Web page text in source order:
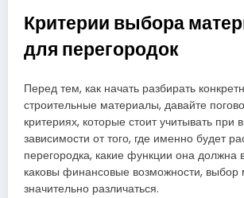
Критерии выбора
для перегородок
Перед тем, как начать разбирать
строительные материалы, давайте
критериях, которые стоит учитывать при
зависимости от того, где именно будет
перегородка, какие функции она должна
каковы финансовые возможности, выбор
значительно различаться.